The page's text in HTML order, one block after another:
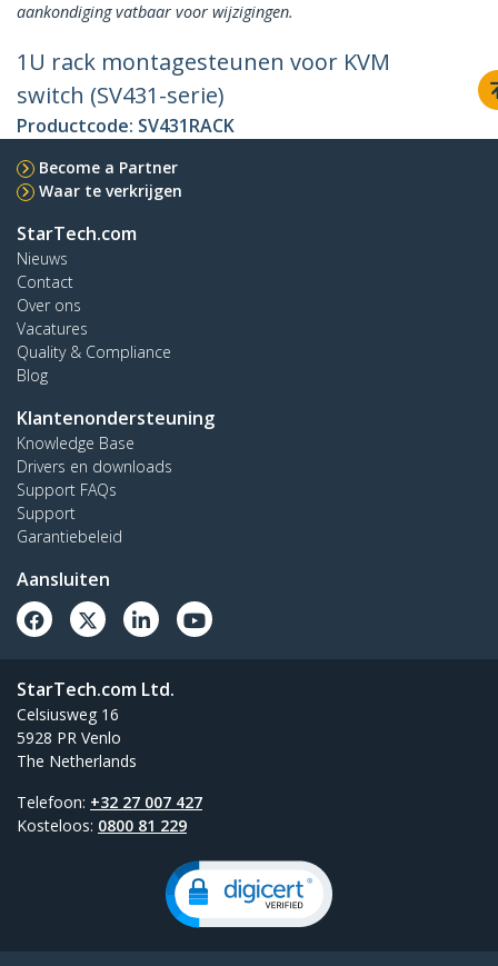
aankondiging vatbaar voor wijzigingen.
1U rack montagesteunen voor KVM
switch (SV431-serie)
Productcode: SV431RACK
Become a Partner
Waar te verkrijgen
StarTech.com
Nieuws
Contact
Over ons
Vacatures
Quality & Compliance
Blog
Klantenondersteuning
Knowledge Base
Drivers en downloads
Support FAQs
Support
Garantiebeleid
Aansluiten
StarTech.com Ltd.
Celsiusweg 16
5928 PR Venlo
The Netherlands
Telefoon: +32 27 007 427
Kosteloos: 0800 81 229